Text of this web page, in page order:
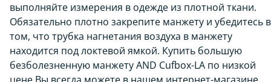
выполняйте измерения в одежде из плотной ткани.
Обязательно плотно закрепите манжету и убедитесь в
том, что трубка нагнетания воздуха в манжету
находится под локтевой ямкой. Купить большую
безболезненную манжету AND Cufbox-LA по низкой